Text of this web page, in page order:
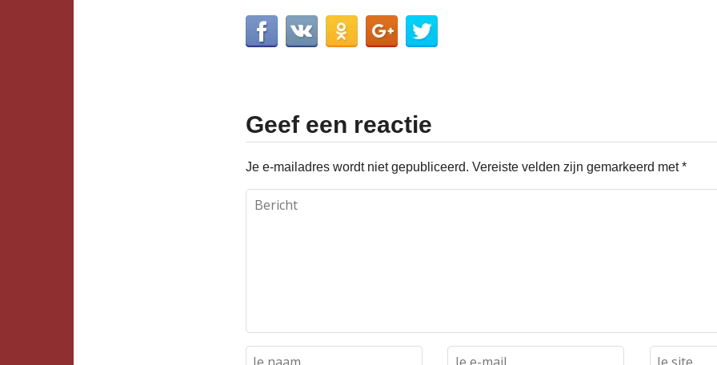
Geef een reactie
Je e-mailadres wordt niet gepubliceerd. Vereiste velden zijn gemarkeerd met*